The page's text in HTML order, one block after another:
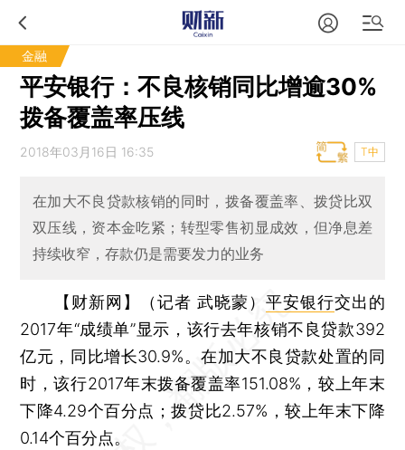
金融
平安银行：不良核销同比增逾30%
拨备覆盖率压线
2018年03月16日 16:35 T中
在加大不良贷款核销的同时，拨备覆盖率、拨贷比双
双压线，资本金吃紧；转型零售初显成效，但净息差
持续收窄，存款仍是需要发力的业务
【财新网】（记者 武晓蒙） 平安银行交出的
2017年“成绩单”显示，该行去年核销不良贷款392
亿元，同比增长30.9%。在加大不良贷款处置的同
时，该行2017年末拨备覆盖率151.08%，较上年末
下降4.29个百分点；拨贷比2.57%，较上年末下降
0.14个百分点。